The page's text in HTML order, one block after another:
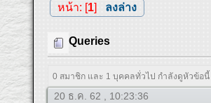
หน้า: [1] ลงล่าง
Queries
0 สมาชิก และ 1 บุคคลทั่วไป กำลังดูหัวข้อนี้
20 ธ.ค. 62 , 10:23:36